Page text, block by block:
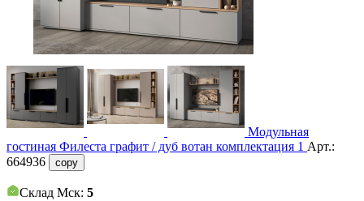
Модульная
гостиная Филеста графит / дуб вотан комплектация 1 Арт.:
664936
copy
Склад Мск: 5